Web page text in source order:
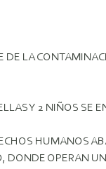
DE LA
Y 2 NIÑOS SE
HUMANOS
OPERAN